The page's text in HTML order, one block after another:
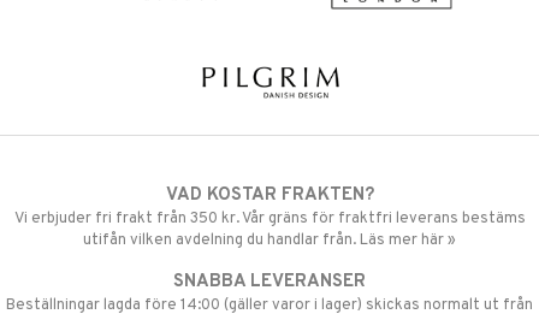
VAD KOSTAR FRAKTEN?
Vi erbjuder fri frakt från 350 kr. Vår gräns för fraktfri leverans bestäms
utifån vilken avdelning du handlar från. Läs mer här »
SNABBA LEVERANSER
Beställningar lagda före 14:00 (gäller varor i lager) skickas normalt ut från